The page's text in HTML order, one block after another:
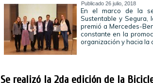
Publicado 26 julio, 2018
En el marco de la
Sustentable y Segura,
premió a Mercedes-
constante en la
organización y hacia la
Se realizó la 2da edición de la